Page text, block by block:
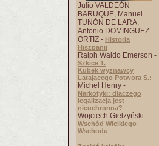
Julio VALDEÓN
BARUQUE, Manuel
TUŃÓN DE LARA,
Antonio DOMINGUEZ
ORTIZ - Historia
Hiszpanii
Ralph Waldo Emerson -
Szkice 1.
Kubek wyznawcy
Latającego Potwora S.:
Michel Henry -
Narkotyki: dlaczego
legalizacja jest
nieuchronna?
Wojciech Giełżyński -
Wschód Wielkiego
Wschodu